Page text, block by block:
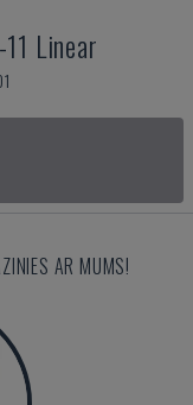
Linear
AR MUMS!